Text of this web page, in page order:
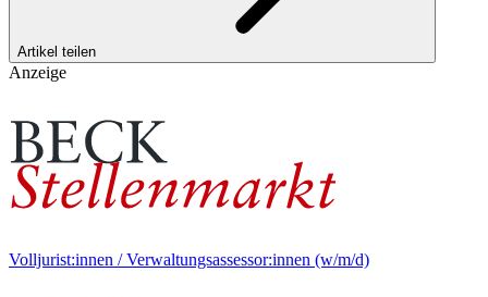
Artikel teilen
Anzeige
Volljurist:innen / Verwaltungsassessor:innen (w/m/d)